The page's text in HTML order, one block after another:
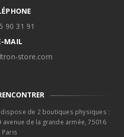
90 31 91
MAIL
store.com
dispose de 2 boutiques physiques :
avenue de la grande armée, 75016
Paris